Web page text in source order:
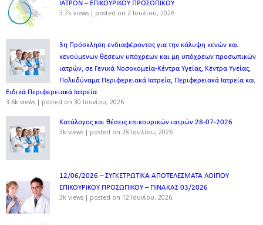
ΙΑΤΡΩΝ – ΕΠΙΚΟΥΡΙΚΟΥ ΠΡΟΣΩΠΙΚOY
3.7k views | posted on 2 Ιουλίου, 2026
3η Πρόσκληση ενδιαφέροντος για την κάλυψη κενών και
κενούμενων θέσεων υπόχρεων και μη υπόχρεων προσωπικών
ιατρών, σε Γενικά Νοσοκομεία-Κέντρα Υγείας, Κέντρα Υγείας,
Πολυδύναμα Περιφερειακά Ιατρεία, Περιφερειακά Ιατρεία και
Ειδικά Περιφερειακά Ιατρεία
3.6k views | posted on 30 Ιουνίου, 2026
Κατάλογος και θέσεις επικουρικών ιατρών 28-07-2026
3k views | posted on 28 Ιουλίου, 2026
12/06/2026 – ΣΥΓΚΕΤΡΩΤΙΚΑ ΑΠΟΤΕΛΕΣΜΑΤΑ ΛΟΙΠΟΥ
ΕΠΙΚΟΥΡΙΚΟΥ ΠΡΟΣΩΠΙΚΟΥ – ΠΙΝΑΚΑΣ 03/2026
3k views | posted on 12 Ιουνίου, 2026